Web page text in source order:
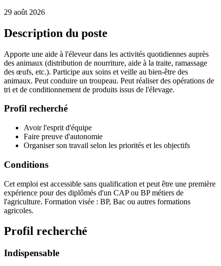
29 août 2026
Description du poste
Apporte une aide à l'éleveur dans les activités quotidiennes auprès
des animaux (distribution de nourriture, aide à la traite, ramassage
des œufs, etc.). Participe aux soins et veille au bien-être des
animaux. Peut conduire un troupeau. Peut réaliser des opérations de
tri et de conditionnement de produits issus de l'élevage.
Profil recherché
Avoir l'esprit d'équipe
Faire preuve d'autonomie
Organiser son travail selon les priorités et les objectifs
Conditions
Cet emploi est accessible sans qualification et peut être une première
expérience pour des diplômés d'un CAP ou BP métiers de
l'agriculture. Formation visée : BP, Bac ou autres formations
agricoles.
Profil recherché
Indispensable